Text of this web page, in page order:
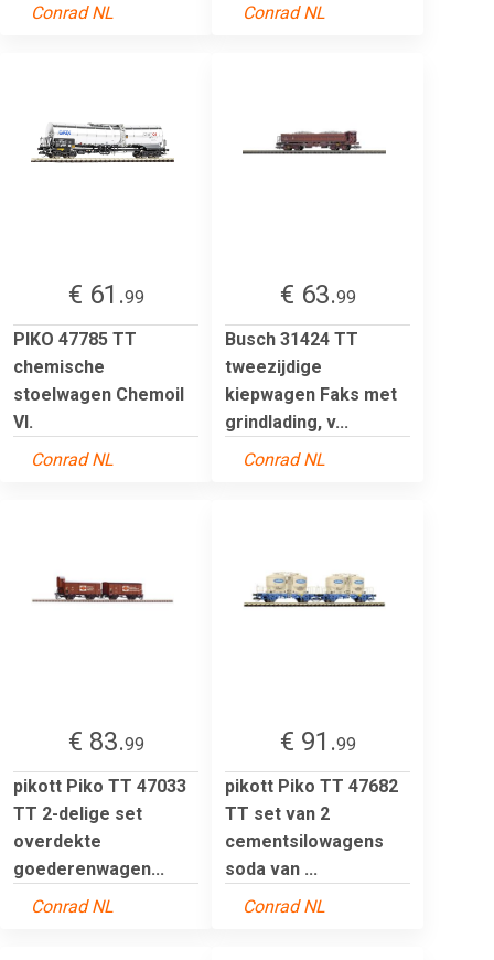
Conrad NL Conrad NL
€ 61.99
PIKO 47785 TT
chemische
stoelwagen Chemoil
VI.
Conrad NL
€ 63.99
Busch 31424 TT
tweezijdige
kiepwagen Faks met
grindlading, v...
Conrad NL
€ 83.99
pikott Piko TT 47033
TT 2-delige set
overdekte
goederenwagen...
Conrad NL
€ 91.99
pikott Piko TT 47682
TT set van 2
cementsilowagens
soda van ...
Conrad NL